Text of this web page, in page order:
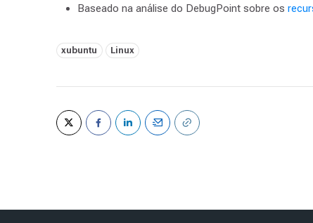
Baseado na análise do DebugPoint sobre os
Tags:
xubuntu Linux